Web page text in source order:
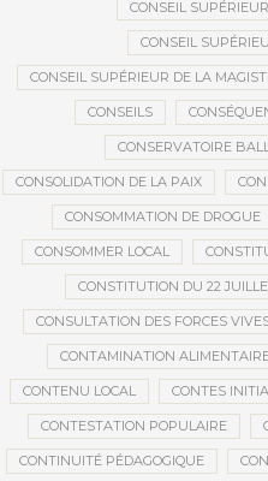
CONSEIL
CONSEIL
CONSEIL SUPÉRIEUR DE LA
CONSEILS
CONSERVATOIRE
CONSOLIDATION DE LA PAIX
CONSOMMATION DE DROGUE
CONSOMMER LOCAL
CONSTITUTION DU 22
CONSULTATION DES FORCES
CONTAMINATION
CONTENU LOCAL CONTES
CONTESTATION POPULAIRE
CONTINUITÉ PÉDAGOGIQUE